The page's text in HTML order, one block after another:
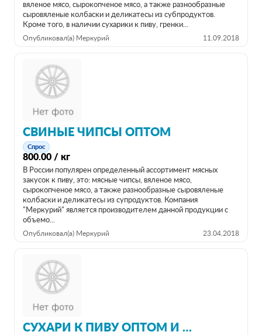
вяленое мясо, сырокопченое мясо, а также разнообразные
сыровяленые колбаски и деликатесы из субпродуктов.
Кроме того, в наличии сухарики к пиву, гренки...
Опубликовал(а) Меркурий 11.09.2018
СВИНЫЕ ЧИПСЫ ОПТОМ
Спрос
800.00 / кг
В России популярен определенный ассортимент мясных
закусок к пиву, это: мясные чипсы, вяленое мясо,
сырокопченое мясо, а также разнообразные сыровяленые
колбаски и деликатесы из супродуктов. Компания
"Меркурий" является производителем данной продукции с
объемо...
Опубликовал(а) Меркурий 23.04.2018
СУХАРИ К ПИВУ ОПТОМ И В РОЗНИЦУ ОТ ПРОИЗВОДИТЕЛЯ